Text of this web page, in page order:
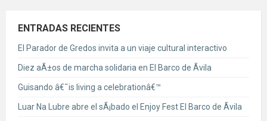
ENTRADAS RECIENTES
El Parador de Gredos invita a un viaje cultural interactivo
Diez aÃ±os de marcha solidaria en El Barco de Ãvila
Guisando â€˜is living a celebrationâ€™
Luar Na Lubre abre el sÃ¡bado el Enjoy Fest El Barco de Ãvila